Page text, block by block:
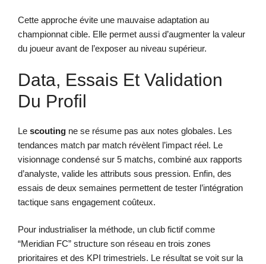
Cette approche évite une mauvaise adaptation au
championnat cible. Elle permet aussi d’augmenter la valeur
du joueur avant de l’exposer au niveau supérieur.
Data, Essais Et Validation
Du Profil
Le scouting ne se résume pas aux notes globales. Les
tendances match par match révèlent l’impact réel. Le
visionnage condensé sur 5 matchs, combiné aux rapports
d’analyste, valide les attributs sous pression. Enfin, des
essais de deux semaines permettent de tester l’intégration
tactique sans engagement coûteux.
Pour industrialiser la méthode, un club fictif comme
“Meridian FC” structure son réseau en trois zones
prioritaires et des KPI trimestriels. Le résultat se voit sur la